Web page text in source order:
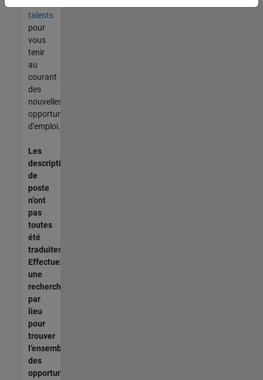
talents
pour
vous
tenir
au
courant
des
nouvelles
opportunités
d'emploi.
Les
descriptions
de
poste
n’ont
pas
toutes
été
traduites.
Effectuez
une
recherche
par
lieu
pour
trouver
l’ensemble
des
opportunités